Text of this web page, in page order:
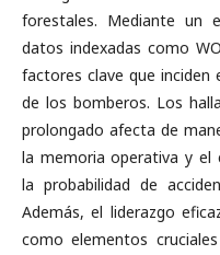
forestales. Mediante un
datos indexadas como
factores clave que inciden
de los bomberos. Los
prolongado afecta de
la memoria operativa y el
la probabilidad de
Además, el liderazgo
como elementos